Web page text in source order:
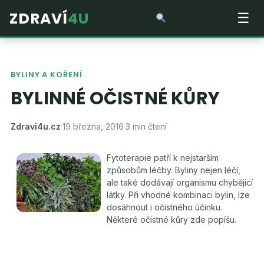
ZDRAVÍ4U ☰
BYLINY A KOŘENÍ
BYLINNÉ OČISTNÉ KŮRY
Zdravi4u.cz·19 března, 2016·3 min čtení
Fytoterapie patří k nejstarším
způsobům léčby. Byliny nejen léčí,
ale také dodávají organismu chybějící
látky. Při vhodné kombinaci bylin, lze
dosáhnout i očistného účinku.
Některé očistné kůry zde popíšu.